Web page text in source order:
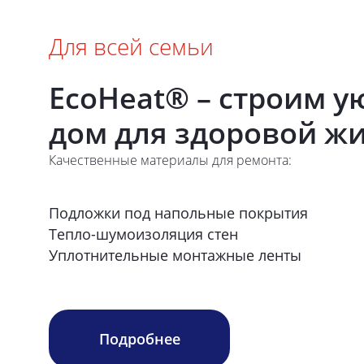
Для всей семьи
EcoHeat® – строим
дом для здоровой
Качественные материалы для ремонта:
Подложки под напольные покрытия
Тепло-шумоизоляция стен
Уплотнительные монтажные ленты
Подробнее